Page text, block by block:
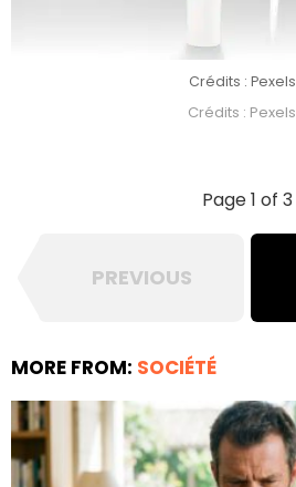
Crédits : Pexels
Crédits : Pexels
Page 1 of 3
PREVIOUS
MORE FROM: SOCIÉTÉ